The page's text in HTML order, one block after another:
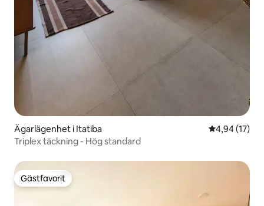
Ägarlägenhet i Itatiba 4,94 av 5 i
4,94 (17)
Triplex täckning - Hög standard
Gästfavorit
Gästfavorit